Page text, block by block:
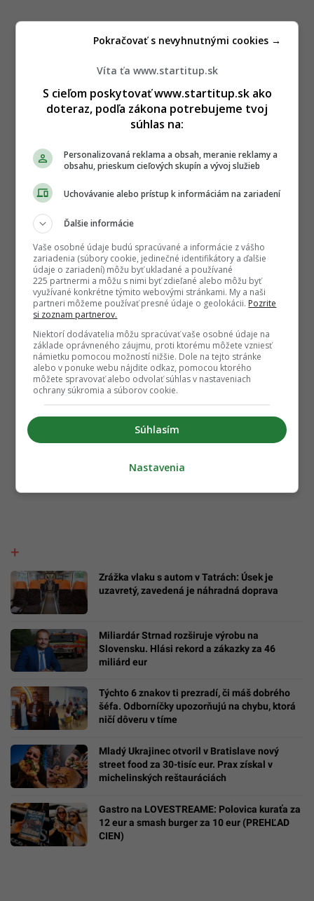
Zrážka vlaku s autom v Tatrách: Úsek je
uzavretý, zavedená je náhradná doprava
Miliardár Strnad rozširuje výrobu na
Slovensku. Hlási rekord a zákazky za 46
miliárd eur
Týchto 6 znakov ti prezradí, či máš dobrého
šéfa. Odborníčky upozorňujú na chybu, ktorá
ničí dôveru v tíme
Mladý Ukrajinec otvoril v Bratislave nový
street food za 30-tisíc eur. Prax získal v
michelinských reštauráciách
Gastro na LOVESTREAME: Polovica kuraťa za
12 eur a smash burger za 10 eur (PREHĽAD
CIEN)
Víta ťa www.startitup.sk
S cieľom poskytovať www.startitup.sk ako
doteraz, podľa zákona potrebujeme tvoj
súhlas na:
Personalizovaná reklama a obsah, meranie reklamy a
obsahu, prieskum cieľových skupín a vývoj služieb
Uchovávanie alebo prístup k informáciám na zariadení
Ďalšie informácie
Vaše osobné údaje budú spracúvané a informácie z vášho
zariadenia (súbory cookie, jedinečné identifikátory a ďalšie
údaje o zariadení) môžu byť ukladané a používané
225 partnermi a môžu s nimi byť zdieľané alebo môžu byť
využívané konkrétne týmito webovými stránkami. My a naši
partneri môžeme používať presné údaje o geolokácii. Pozrite
si zoznam partnerov.
Niektorí dodávatelia môžu spracúvať vaše osobné údaje na
základe oprávneného záujmu, proti ktorému môžete vzniesť
námietku pomocou možností nižšie. Dole na tejto stránke
alebo v ponuke webu nájdite odkaz, pomocou ktorého
môžete spravovať alebo odvolať súhlas v nastaveniach
ochrany súkromia a súborov cookie.
Súhlasím
Pokračovať s nevyhnutnými cookies →
Nastavenia